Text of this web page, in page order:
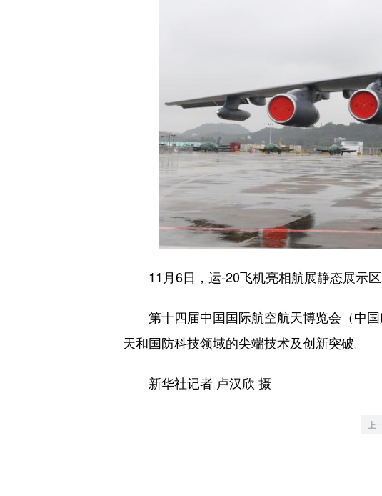
11月6日，运-20飞机亮相航展静态展示区
第十四届中国国际航空航天博览会（中国
天和国防科技领域的尖端技术及创新突破。
新华社记者 卢汉欣 摄
上